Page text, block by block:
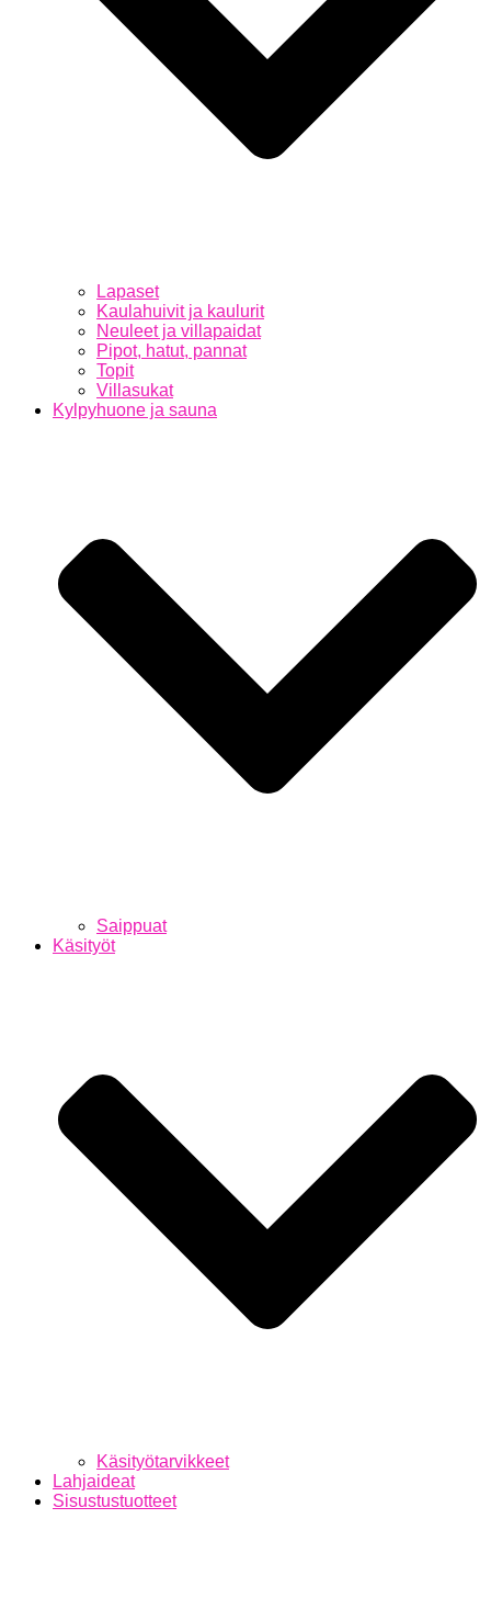
Lapaset
Kaulahuivit ja kaulurit
Neuleet ja villapaidat
Pipot, hatut, pannat
Topit
Villasukat
Kylpyhuone ja sauna
Saippuat
Käsityöt
Käsityötarvikkeet
Lahjaideat
Sisustustuotteet